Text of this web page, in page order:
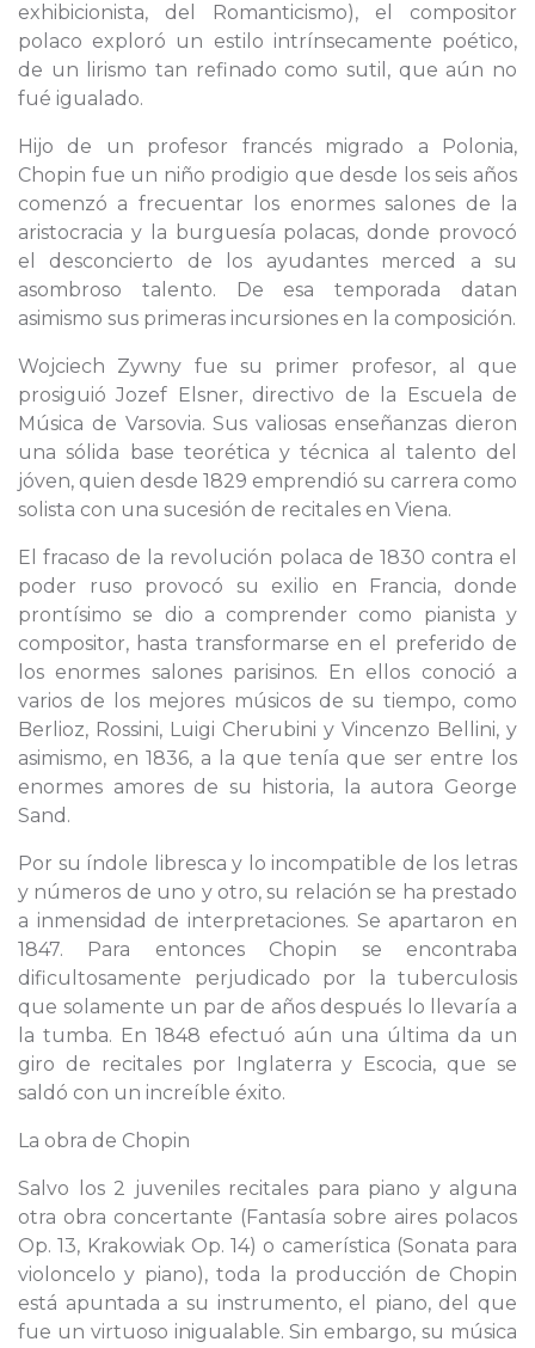
exhibicionista, del Romanticismo), el compositor
polaco exploró un estilo intrínsecamente poético,
de un lirismo tan refinado como sutil, que aún no
fué igualado.
Hijo de un profesor francés migrado a Polonia,
Chopin fue un niño prodigio que desde los seis años
comenzó a frecuentar los enormes salones de la
aristocracia y la burguesía polacas, donde provocó
el desconcierto de los ayudantes merced a su
asombroso talento. De esa temporada datan
asimismo sus primeras incursiones en la composición.
Wojciech Zywny fue su primer profesor, al que
prosiguió Jozef Elsner, directivo de la Escuela de
Música de Varsovia. Sus valiosas enseñanzas dieron
una sólida base teorética y técnica al talento del
jóven, quien desde 1829 emprendió su carrera como
solista con una sucesión de recitales en Viena.
El fracaso de la revolución polaca de 1830 contra el
poder ruso provocó su exilio en Francia, donde
prontísimo se dio a comprender como pianista y
compositor, hasta transformarse en el preferido de
los enormes salones parisinos. En ellos conoció a
varios de los mejores músicos de su tiempo, como
Berlioz, Rossini, Luigi Cherubini y Vincenzo Bellini, y
asimismo, en 1836, a la que tenía que ser entre los
enormes amores de su historia, la autora George
Sand.
Por su índole libresca y lo incompatible de los letras
y números de uno y otro, su relación se ha prestado
a inmensidad de interpretaciones. Se apartaron en
1847. Para entonces Chopin se encontraba
dificultosamente perjudicado por la tuberculosis
que solamente un par de años después lo llevaría a
la tumba. En 1848 efectuó aún una última da un
giro de recitales por Inglaterra y Escocia, que se
saldó con un increíble éxito.
La obra de Chopin
Salvo los 2 juveniles recitales para piano y alguna
otra obra concertante (Fantasía sobre aires polacos
Op. 13, Krakowiak Op. 14) o camerística (Sonata para
violoncelo y piano), toda la producción de Chopin
está apuntada a su instrumento, el piano, del que
fue un virtuoso inigualable. Sin embargo, su música